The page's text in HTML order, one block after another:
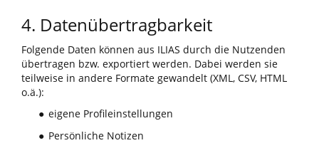
4. Datenübertragbarkeit
Folgende Daten können aus ILIAS durch die Nutzenden
übertragen bzw. exportiert werden. Dabei werden sie
teilweise in andere Formate gewandelt (XML, CSV, HTML
o.ä.):
● eigene Profileinstellungen
● Persönliche Notizen